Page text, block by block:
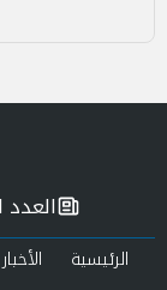
العدد
الرئيسية الأخبار